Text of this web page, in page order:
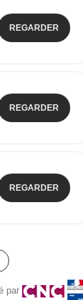
REGARDER
REGARDER
REGARDER
par